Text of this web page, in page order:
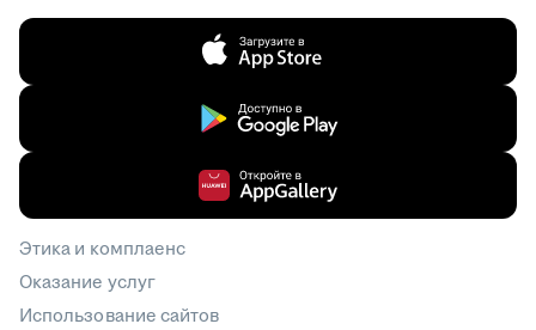
Этика и комплаенс
Оказание услуг
Использование сайтов